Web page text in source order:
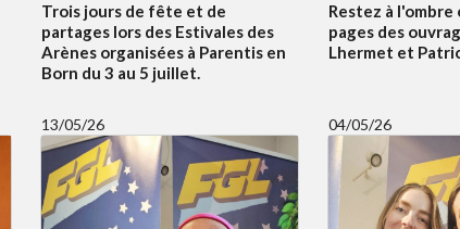
Trois jours de fête et de
partages lors des Estivales des
Arènes organisées à Parentis en
Born du 3 au 5 juillet.
Restez à
pages des
Lhermet et
13/05/26 04/05/26